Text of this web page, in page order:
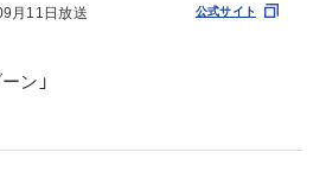
月11日放送
ン」
公式サイト